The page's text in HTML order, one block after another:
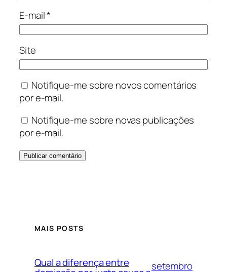
E-mail*
Site
Notifique-me sobre novos comentários
por e-mail.
Notifique-me sobre novas publicações
por e-mail.
MAIS POSTS
Qual a diferença entre
setembro